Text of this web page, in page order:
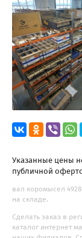
Указанные цены
публичной
вал коромысел
на складе.
Сделать заказ в
каталог интернет